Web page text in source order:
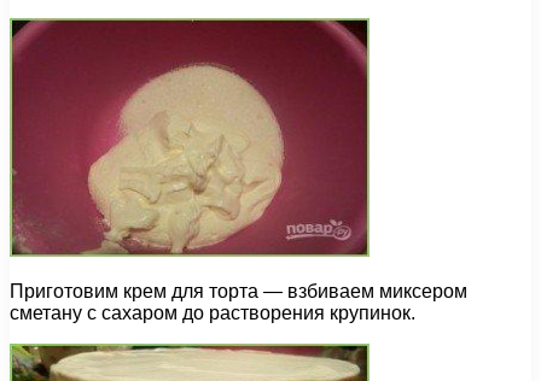
Приготовим крем для торта — взбиваем миксером
сметану с сахаром до растворения крупинок.